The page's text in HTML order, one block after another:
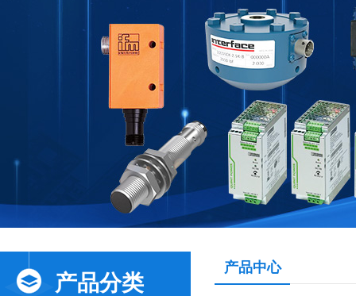
产品分类
产品中心